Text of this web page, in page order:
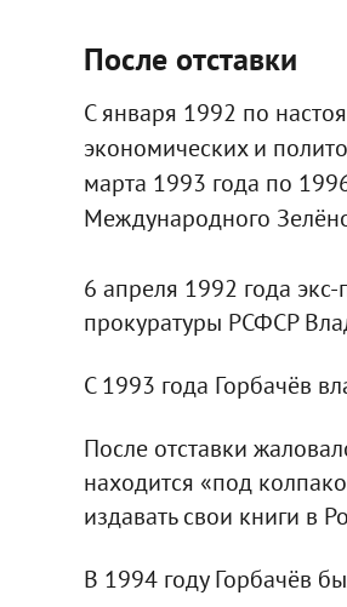
После отставки
С января 1992 по
экономических и
марта 1993 года по
Международного
6 апреля 1992 года
прокуратуры РСФСР
С 1993 года Горбачёв
После отставки
находится «под
издавать свои книги в
В 1994 году Горбачёв